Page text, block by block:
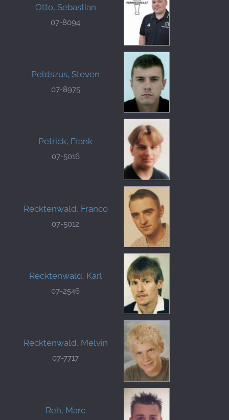
Otto, Sebastian
07-8094
Peldszus, Steven
07-8975
Petrick, Frank
07-5016
Recktenwald, Franco
07-5012
Recktenwald, Karl
07-2546
Recktenwald, Melvin
07-7717
Reh, Marc